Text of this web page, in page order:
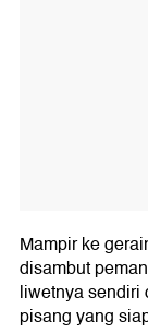
Mampir ke
disambut
liwetnya sendiri
pisang yang